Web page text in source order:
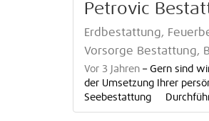
Petrovic
Erdbestattung,
Vorsorge Bestattung,
Vor 3 Jahren – Gern sind
der Umsetzung Ihrer
Seebestattung